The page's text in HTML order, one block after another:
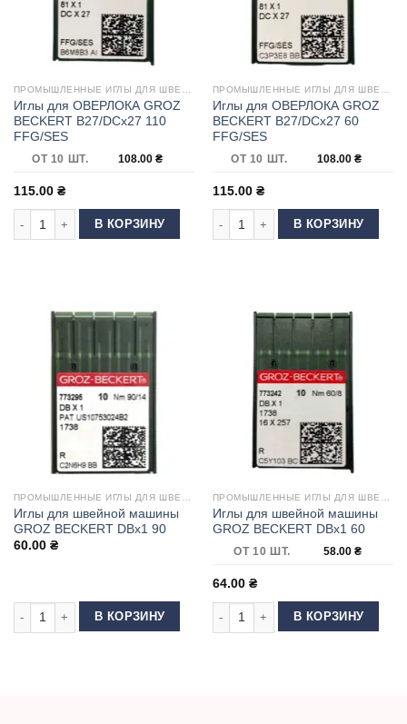
Иглы для ОВЕРЛОКА GROZ
BECKERT B27/DCx27 110
FFG/SES
ОТ 10 ШТ. 108.00 ₴
115.00 ₴
Количество товара Иглы для ОВЕРЛОКА GROZ BECKERT B27/DCx27 110
В КОРЗИНУ
Иглы для ОВЕРЛОКА GROZ
BECKERT B27/DCx27 60
FFG/SES
ОТ 10 ШТ. 108.00 ₴
115.00 ₴
Количество товара Иглы для
В КОРЗИНУ
ПРОМЫШЛЕННЫЕ ИГЛЫ ДЛЯ ШВЕЙНЫХ МАШИН
Иглы для швейной машины
GROZ BECKERT DBx1 90
60.00 ₴
Количество товара Иглы для швейной машины GROZ BECKERT DBx1 90
В КОРЗИНУ
ПРОМЫШЛЕННЫЕ ИГЛЫ ДЛЯ ШВЕЙНЫХ МАШИН
Иглы для швейной машины
GROZ BECKERT DBx1 60
ОТ 10 ШТ. 58.00 ₴
64.00 ₴
Количество товара Иглы для
В КОРЗИНУ